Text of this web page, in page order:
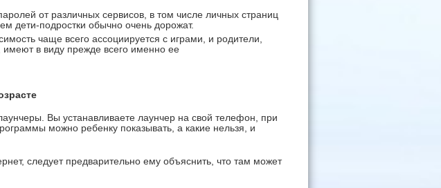
от различных сервисов, в том числе личных страниц
дети-подростки обычно очень дорожат.
чаще всего ассоциируется с играми, и родители,
имеют в виду прежде всего именно ее
Вы устанавливаете лаунчер на свой телефон, при
можно ребенку показывать, а какие нельзя, и
следует предварительно ему объяснить, что там может